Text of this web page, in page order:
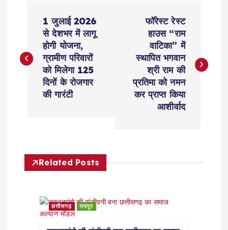
s
v
1 जुलाई 2026
से देशभर में लागू
होगी योजना,
ग्रामीण परिवारों
को मिलेगा 125
दिनों के रोजगार
की गारंटी
फॉरेस्ट रेस्ट
हाउस “राम
वाटिका” में
स्थापित भगवान
श्री राम की
प्रतिमा को नमन
कर प्राप्त किया
आशीर्वाद
Related Posts
छत्तीसगढ़ रायपुर